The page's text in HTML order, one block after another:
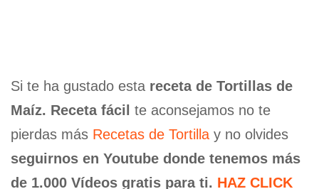
Si te ha gustado esta receta de Tortillas de
Maíz. Receta fácil
te aconsejamos no te
pierdas más Recetas de Tortilla y no olvides
seguirnos en Youtube donde tenemos más
de 1.000 Vídeos gratis para ti. HAZ CLICK